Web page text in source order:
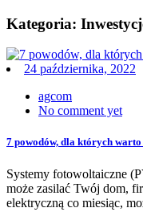
Kategoria:
24 października, 2022
agcom
No comment yet
7 powodów, dla których
Systemy fotowoltaiczne
może zasilać Twój dom,
elektryczną co miesiąc,